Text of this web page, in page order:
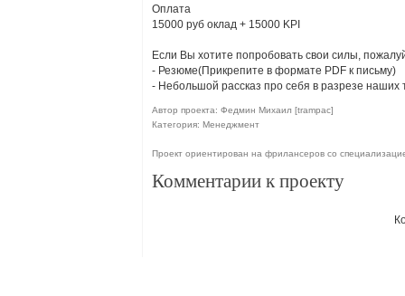
Оплата
15000 руб оклад + 15000 KPI
Если Вы хотите попробовать свои силы,
- Резюме(Прикрепите в формате PDF к письму)
- Небольшой рассказ про себя в разрезе наших
Автор проекта: Федмин Михаил [trampac]
Категория: Менеджмент
Проект ориентирован на фрилансеров со
Комментарии к проекту